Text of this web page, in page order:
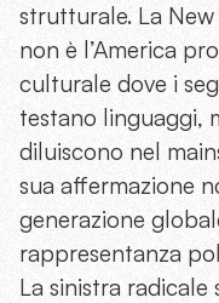
strutturale. La
non è l’America
culturale dove i
testano linguaggi,
diluiscono nel
sua affermazione
generazione
rappresentanza
La sinistra